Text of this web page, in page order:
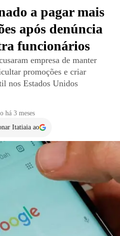
a pagar mais
após denúncia
funcionários
empresa de manter
promoções e criar
nos Estados Unidos
há 3 meses
Itatiaia ao